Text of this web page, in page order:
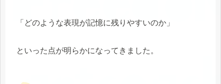
「どのような表現が記憶に残りやすいのか」
といった点が明らかになってきました。